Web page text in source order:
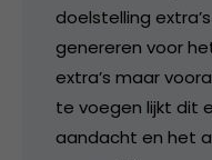
doelstelling
genereren voor
extra’s maar
te voegen lijkt dit
aandacht en het